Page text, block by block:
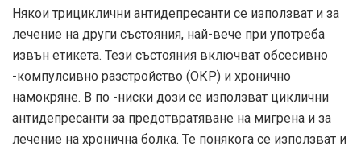
Някои трициклични антидепресанти се използват и за
лечение на други състояния, най-вече при употреба
извън етикета. Тези състояния включват обсесивно
-компулсивно разстройство (ОКР) и хронично
намокряне. В по -ниски дози се използват циклични
антидепресанти за предотвратяване на мигрена и за
лечение на хронична болка. Те понякога се използват и